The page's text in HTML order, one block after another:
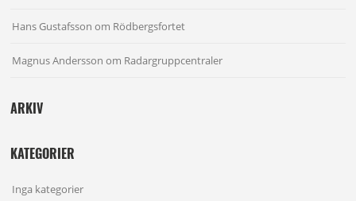
Hans Gustafsson om Rödbergsfortet
Magnus Andersson om Radargruppcentraler
ARKIV
KATEGORIER
Inga kategorier